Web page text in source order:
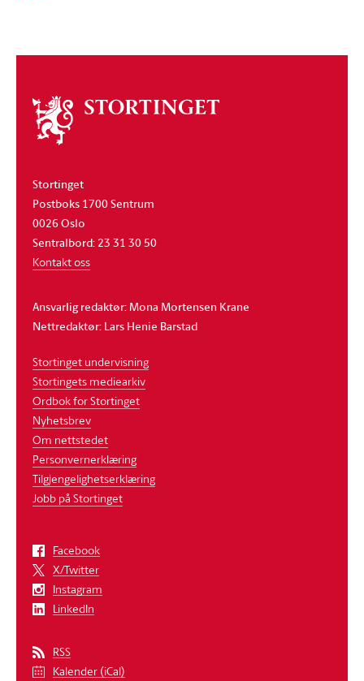
Om
stortinget
Stortinget
Postboks 1700 Sentrum
0026 Oslo
Sentralbord: 23 31 30 50
Kontakt oss
Ansvarlig redaktør: Mona Mortensen Krane
Nettredaktør: Lars Henie Barstad
Stortinget undervisning
Stortingets mediearkiv
Ordbok for Stortinget
Nyhetsbrev
Om nettstedet
Personvernerklæring
Tilgjengelighetserklæring
Jobb på Stortinget
Facebook
X/Twitter
Instagram
LinkedIn
RSS
Kalender (iCal)